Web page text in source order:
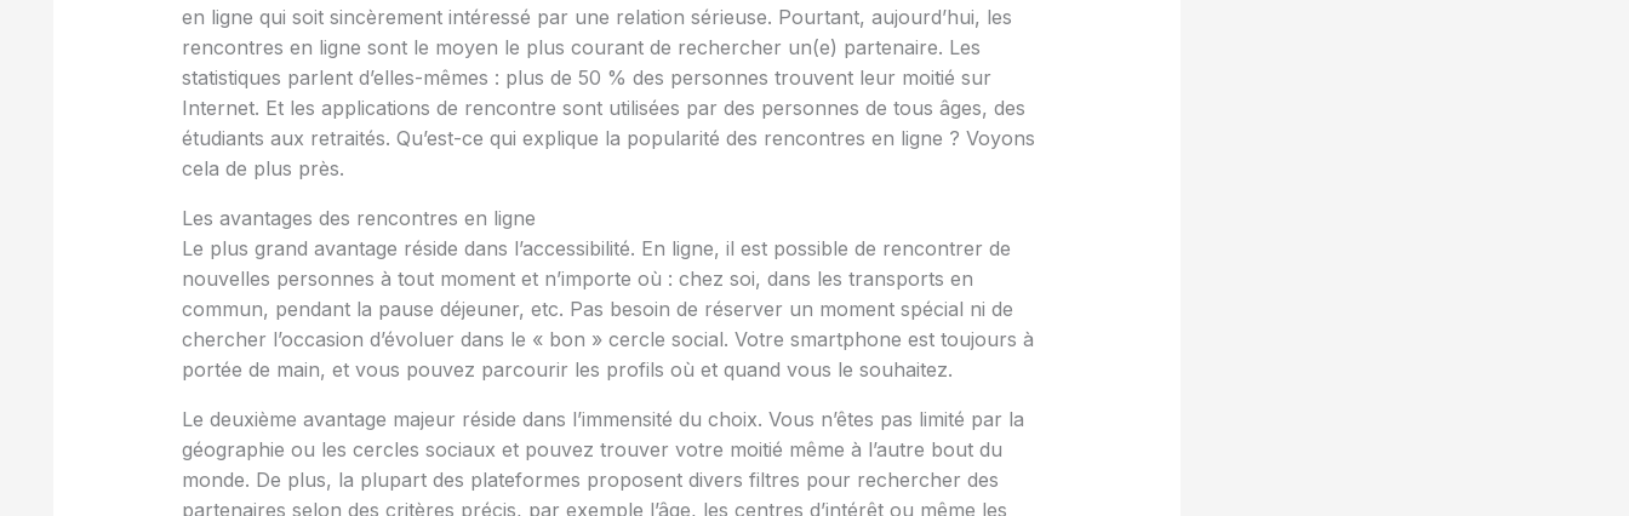
en ligne qui soit sincèrement intéressé par une relation sérieuse. Pourtant, aujourd’hui, les
rencontres en ligne sont le moyen le plus courant de rechercher un(e) partenaire. Les
statistiques parlent d’elles-mêmes : plus de 50 % des personnes trouvent leur moitié sur
Internet. Et les applications de rencontre sont utilisées par des personnes de tous âges, des
étudiants aux retraités. Qu’est-ce qui explique la popularité des rencontres en ligne ? Voyons
cela de plus près.
Les avantages des rencontres en ligne
Le plus grand avantage réside dans l’accessibilité. En ligne, il est possible de rencontrer de
nouvelles personnes à tout moment et n’importe où : chez soi, dans les transports en
commun, pendant la pause déjeuner, etc. Pas besoin de réserver un moment spécial ni de
chercher l’occasion d’évoluer dans le « bon » cercle social. Votre smartphone est toujours à
portée de main, et vous pouvez parcourir les profils où et quand vous le souhaitez.
Le deuxième avantage majeur réside dans l’immensité du choix. Vous n’êtes pas limité par la
géographie ou les cercles sociaux et pouvez trouver votre moitié même à l’autre bout du
monde. De plus, la plupart des plateformes proposent divers filtres pour rechercher des
partenaires selon des critères précis, par exemple l’âge, les centres d’intérêt ou même les